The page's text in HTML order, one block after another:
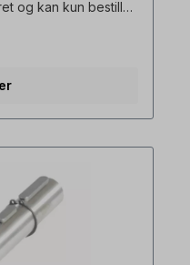
og kan kun bestilles
tages forbehold